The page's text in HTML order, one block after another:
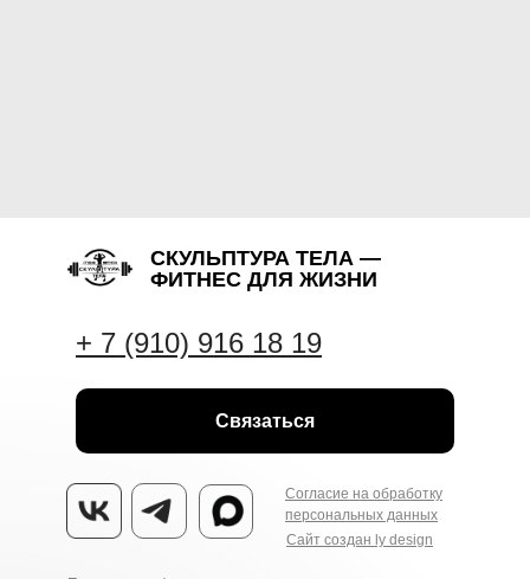
СКУЛЬПТУРА ТЕЛА —
ФИТНЕС ДЛЯ ЖИЗНИ
+ 7 (910) 916 18 19
Связаться
Согласие на обработку
персональных данных
Сайт создан ly design